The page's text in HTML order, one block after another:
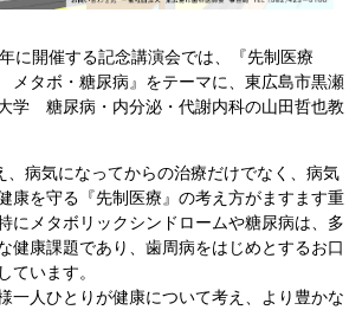
に開催する記念講演会では、『先制医療
メタボ・糖尿病』をテーマに、東広島市黒瀬
学 糖尿病・内分泌・代謝内科の山田哲也教
、病気になってからの治療だけでなく、病気
康を守る『先制医療』の考え方がますます重
にメタボリックシンドロームや糖尿病は、多
健康課題であり、歯周病をはじめとするお口
ています。
一人ひとりが健康について考え、より豊かな